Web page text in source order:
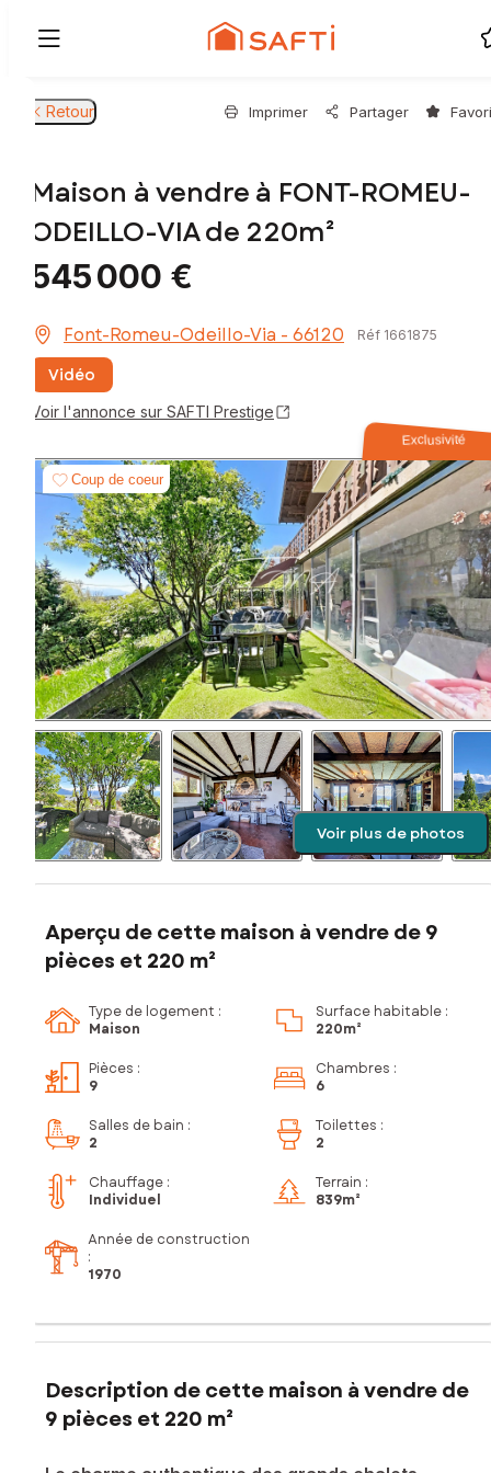
Retour Imprimer Partager
Maison à vendre à FONT-ROMEU-
ODEILLO-VIA de 220m²
545 000 €
Font-Romeu-Odeillo-Via - 66120 Réf 1661875
Vidéo
Voir l'annonce sur SAFTI Prestige
Exclusivité
Coup de coeur
Voir plus de photos
Aperçu de cette maison à vendre de 9
pièces et 220 m²
Type de logement :
Maison
Surface habitable :
220m²
Pièces :
9
Chambres :
6
Salles de bain :
2
Toilettes :
2
Chauffage :
Individuel
Terrain :
839m²
Année de construction
:
1970
Description de cette maison à vendre de
9 pièces et 220 m²